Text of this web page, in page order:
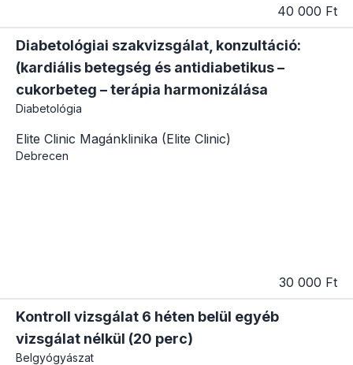
40 000 Ft
Diabetológiai szakvizsgálat, konzultáció:
(kardiális betegség és antidiabetikus –
cukorbeteg – terápia harmonizálása
Diabetológia
Elite Clinic Magánklinika (Elite Clinic)
Debrecen
30 000 Ft
Kontroll vizsgálat 6 héten belül egyéb
vizsgálat nélkül (20 perc)
Belgyógyászat